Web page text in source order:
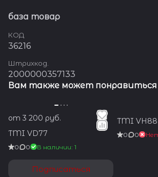
база товар
КОД
36216
Штрихкод.
2000000357133
Вам также может понравиться
от 3 200 руб.
TMI VD77
0 0 В наличии: 1
Подписаться
TMI VH88
0 0